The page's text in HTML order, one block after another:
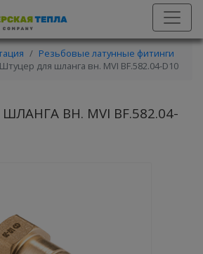
Резьбовые латунные фитинги
Штуцер для шланга вн. MVI BF.582.04-D10
ВН. MVI BF.582.04-